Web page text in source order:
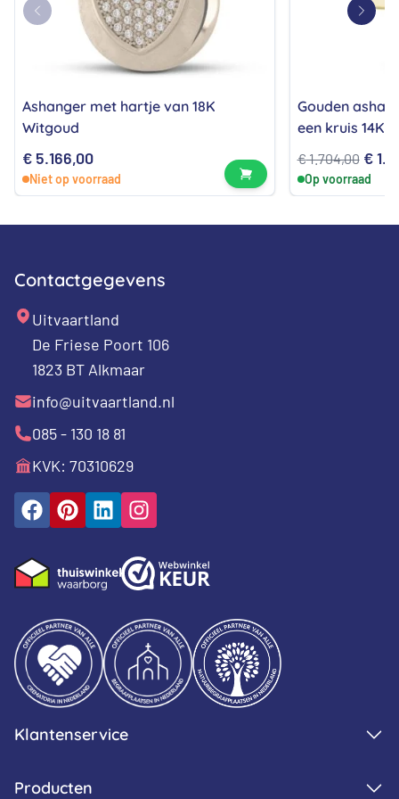
Ashanger met hartje van 18K
Witgoud
€ 5.166,00
Niet op voorraad Bekijk product
Gouden
een kruis 14K
€1.704,00
prijs
€
Op voorraad
Contactgegevens
Uitvaartland
De Friese Poort 106
1823 BT Alkmaar
info@uitvaartland.nl
085 - 130 18 81
KVK: 70310629
Klantenservice
Producten